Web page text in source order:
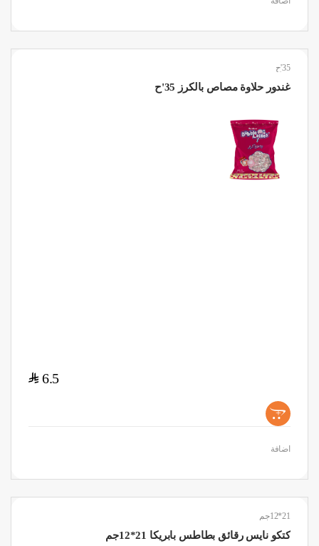
35'ح
غندور حلاوة مصاص بالكرز 35'ح
6.5
$
+
اضافة
21*12جم
كتكو نايس رقائق بطاطس بابريكا 21*12جم